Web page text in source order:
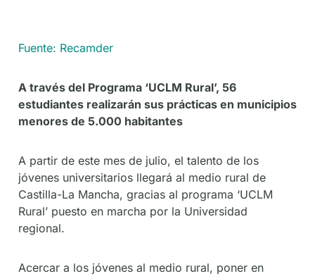
Fuente: Recamder
A través del Programa ‘UCLM Rural’, 56
estudiantes realizarán sus prácticas en municipios
menores de 5.000 habitantes
A partir de este mes de julio, el talento de los
jóvenes universitarios llegará al medio rural de
Castilla-La Mancha, gracias al programa ‘UCLM
Rural’ puesto en marcha por la Universidad
regional.
Acercar a los jóvenes al medio rural, poner en